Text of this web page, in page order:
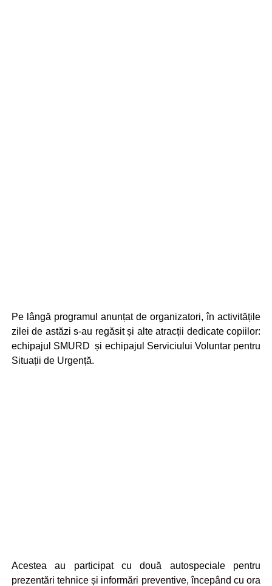
Pe lângă programul anunțat de organizatori, în activitățile
zilei de astăzi s-au regăsit și alte atracții dedicate copiilor:
echipajul SMURD și echipajul Serviciului Voluntar pentru
Situații de Urgență.
Acestea au participat cu două autospeciale pentru
prezentări tehnice și informări preventive, începând cu ora